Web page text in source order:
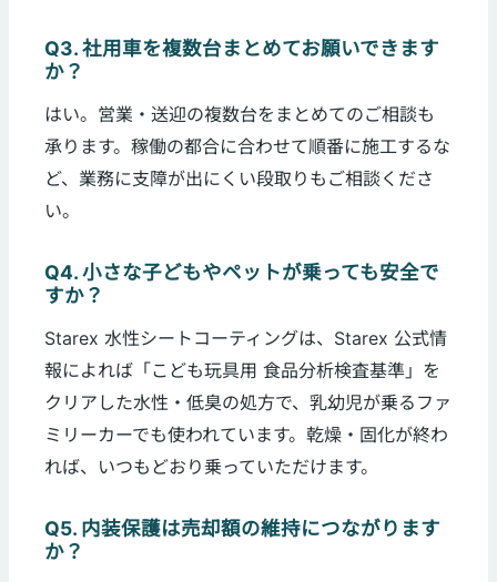
Q3. 社用車を複数台まとめてお願いできます
か？
はい。営業・送迎の複数台をまとめてのご相談も
承ります。稼働の都合に合わせて順番に施工するな
ど、業務に支障が出にくい段取りもご相談くださ
い。
Q4. 小さな子どもやペットが乗っても安全で
すか？
Starex 水性シートコーティングは、Starex 公式情
報によれば「こども玩具用 食品分析検査基準」を
クリアした水性・低臭の処方で、乳幼児が乗るファ
ミリーカーでも使われています。乾燥・固化が終わ
れば、いつもどおり乗っていただけます。
Q5. 内装保護は売却額の維持につながります
か？